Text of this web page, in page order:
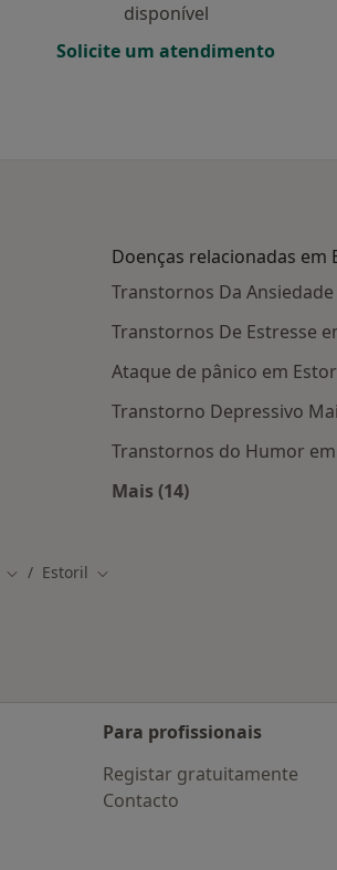
disponível
Solicite um atendimento
Doenças relacionadas em
Transtornos Da
Transtornos De Estresse
Ataque de pânico em
Transtorno Depressivo
Transtornos do Humor
Mais (14)
Mudar de cidade
Estoril Mudar de cidade
Para profissionais
Registar gratuitamente
Contacto